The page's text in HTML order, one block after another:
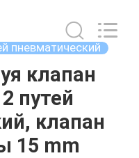
пневматический
клапан
путей
клапан
15 mm